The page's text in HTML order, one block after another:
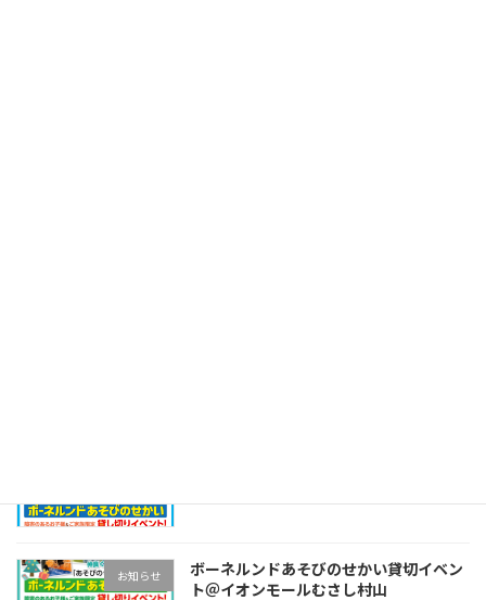
お知らせ
ボーネルンドあそびのせかい貸切イベン
ト＠イオンモールむさし村山